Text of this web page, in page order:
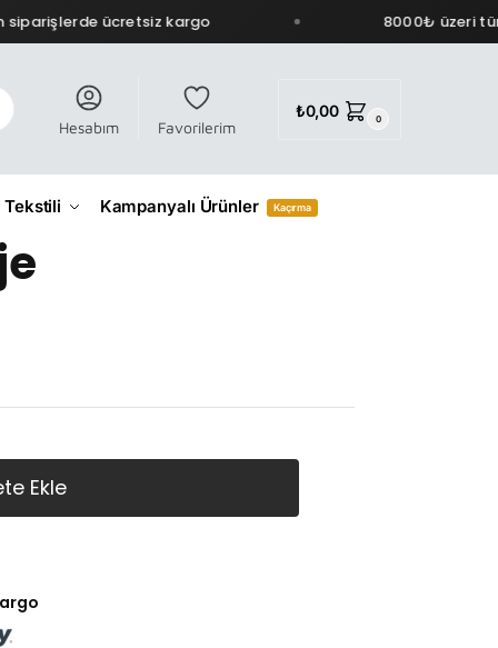
ücretsiz kargo 8000₺ üzeri
Hesabım Favorilerim
₺0,00 0
Tekstili Kampanyalı Ürünler Kaçırma
Ekle